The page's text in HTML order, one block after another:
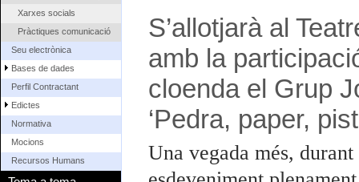
Xarxes socials
Pràctiques comunicació
Seu electrònica
Bases de dades
Perfil Contractant
Edictes
Normativa
Mocions
Recursos Humans
S’allotjarà al
amb la
cloenda el Grup
‘Pedra, paper,
Una vegada més,